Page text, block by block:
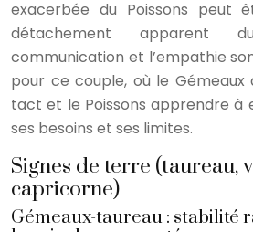
exacerbée du Poissons peut
détachement apparent
communication et l’empathie
pour ce couple, où le
tact et le Poissons apprendre à
ses besoins et ses limites.
Signes de terre (taureau,
capricorne)
Gémeaux-taureau : stabilité